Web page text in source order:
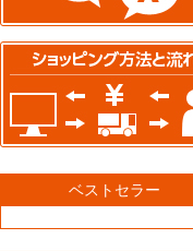
ベストセラー